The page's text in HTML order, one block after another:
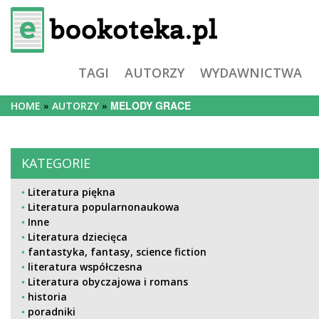
TAGI AUTORZY WYDAWNICTWA
HOME AUTORZY MELODY GRACE
KATEGORIE
Literatura piękna
Literatura popularnonaukowa
Inne
Literatura dziecięca
fantastyka, fantasy, science fiction
literatura współczesna
Literatura obyczajowa i romans
historia
poradniki